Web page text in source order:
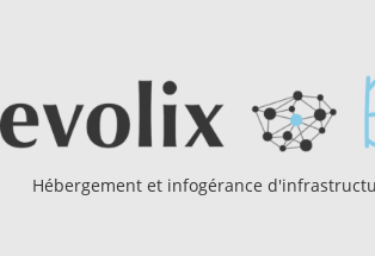
Hébergement et infogérance